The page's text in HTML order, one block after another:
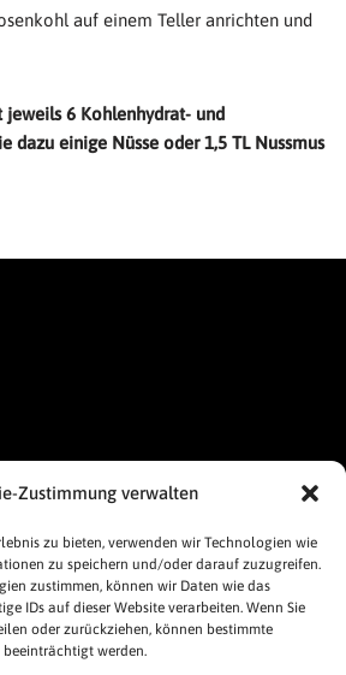
Zustimmung verwalten
zu bieten, verwenden wir Technologien wie
zu speichern und/oder darauf zuzugreifen.
zustimmen, können wir Daten wie das
IDs auf dieser Website verarbeiten. Wenn Sie
oder zurückziehen, können bestimmte
werden.
auf einem Teller anrichten und
6 Kohlenhydrat- und
dazu einige Nüsse oder 1,5 TL Nussmus
Unternehmen verdiene ich an qualifizierten Verkäufen.